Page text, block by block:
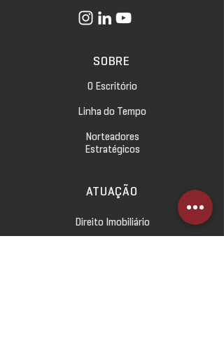
SOBRE
O Escritório
Linha do Tempo
Norteadores
Estratégicos
ATUAÇÃO
Direito Imobiliário